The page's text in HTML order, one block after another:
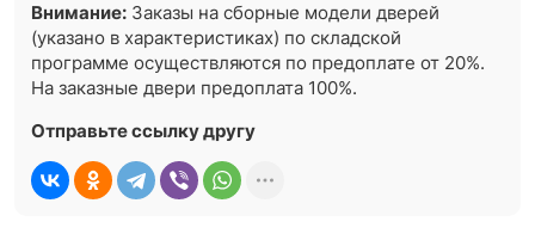
Внимание: Заказы на сборные модели дверей
(указано в характеристиках) по складской
программе осуществляются по предоплате от 20%.
На заказные двери предоплата 100%.
Отправьте ссылку другу